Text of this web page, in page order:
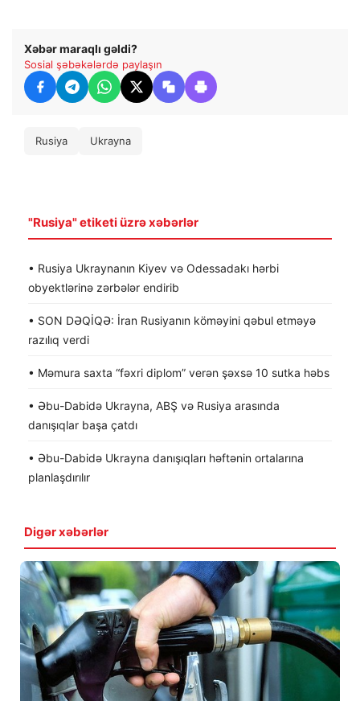
Xəbər maraqlı gəldi?
Sosial şəbəkələrdə paylaşın
Rusiya Ukrayna
"Rusiya" etiketi üzrə xəbərlər
• Rusiya Ukraynanın Kiyev və Odessadakı hərbi
obyektlərinə zərbələr endirib
• SON DƏQİQƏ: İran Rusiyanın köməyini qəbul etməyə
razılıq verdi
• Məmura saxta “fəxri diplom” verən şəxsə 10 sutka həbs
• Əbu-Dabidə Ukrayna, ABŞ və Rusiya arasında
danışıqlar başa çatdı
• Əbu-Dabidə Ukrayna danışıqları həftənin ortalarına
planlaşdırılır
Digər xəbərlər